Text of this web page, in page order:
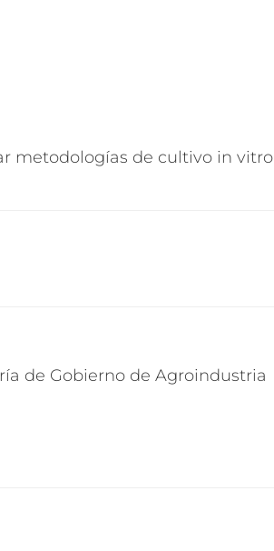
metodologías de cultivo in vitro
de Gobierno de Agroindustria